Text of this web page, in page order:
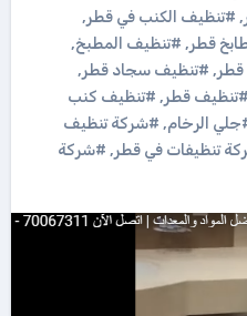
, #تنظيف الكنب في قطر,
قطر, #تنظيف المطبخ,
, #تنظيف سجاد قطر,
#تنظيف قطر, #تنظيف كنب
الرخام, #شركة تنظيف
تنظيفات في قطر, #شركة